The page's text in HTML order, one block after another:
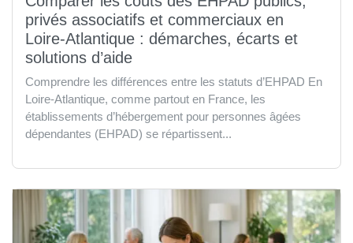
privés associatifs et commerciaux en
Loire-Atlantique : démarches, écarts et
solutions d’aide
Comprendre les différences entre les statuts d’EHPAD En
Loire-Atlantique, comme partout en France, les
établissements d’hébergement pour personnes âgées
dépendantes (EHPAD) se répartissent...